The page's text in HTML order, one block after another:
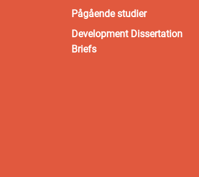
Pågående studier
Development Dissertation
Briefs